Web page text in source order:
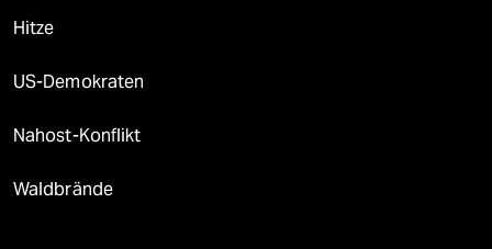
Hitze
US-Demokraten
Nahost-Konflikt
Waldbrände